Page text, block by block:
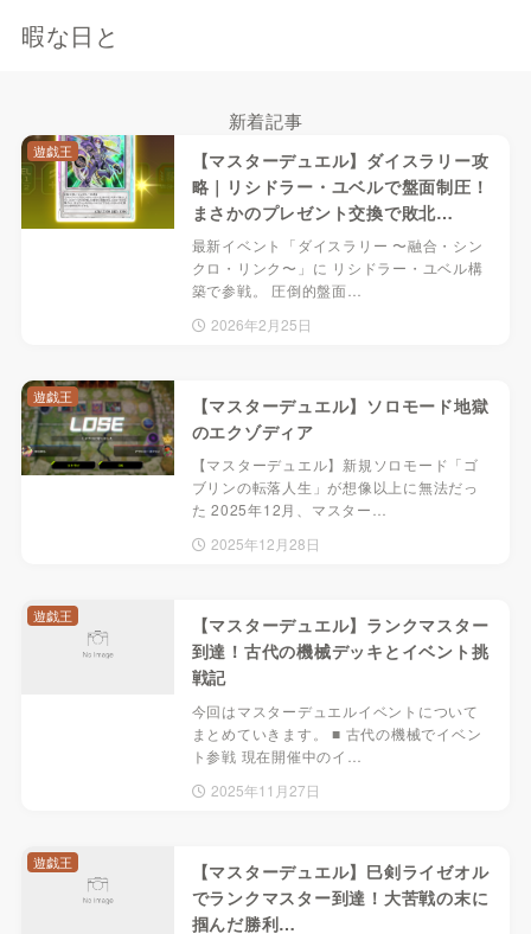
暇な日と
新着記事
【マスターデュエル】ダイスラリー攻
略｜リシドラー・ユベルで盤面制圧！
まさかのプレゼント交換で敗北…
最新イベント「ダイスラリー 〜融合・シン
クロ・リンク〜」に リシドラー・ユベル構
築で参戦。 圧倒的盤面…
2026年2月25日
遊戯王
【マスターデュエル】ソロモード地獄
のエクゾディア
【マスターデュエル】新規ソロモード「ゴ
ブリンの転落人生」が想像以上に無法だっ
た 2025年12月、マスター…
2025年12月28日
遊戯王
【マスターデュエル】ランクマスター
到達！古代の機械デッキとイベント挑
戦記
今回はマスターデュエルイベントについて
まとめていきます。 ■ 古代の機械でイベン
ト参戦 現在開催中のイ…
2025年11月27日
遊戯王
【マスターデュエル】巳剣ライゼオル
でランクマスター到達！大苦戦の末に
掴んだ勝利…
遊戯王